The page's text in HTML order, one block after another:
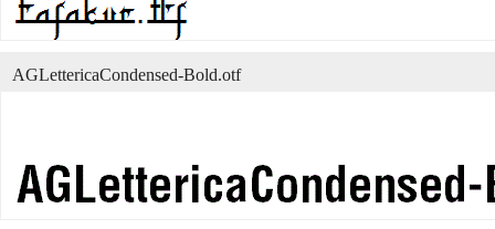
AGLettericaCondensed-Bold.otf